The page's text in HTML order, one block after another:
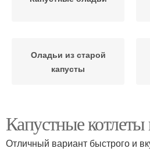
Оладьи из старой
капусты
Пышные оладьи
Капустные
Отличный вариант быстрого и